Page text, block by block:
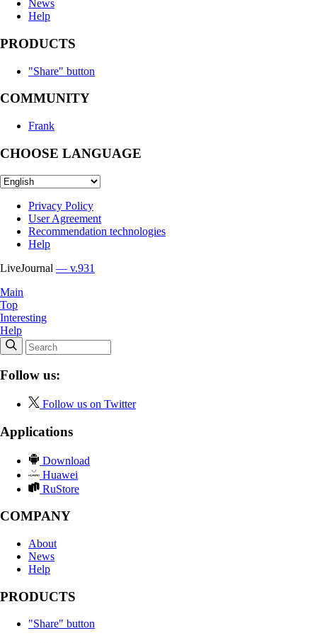
News
Help
PRODUCTS
"Share" button
COMMUNITY
Frank
CHOOSE LANGUAGE
Privacy Policy
User Agreement
Recommendation technologies
Help
LiveJournal — v.931
Main
Top
Interesting
Help
Follow us:
Follow us on Twitter
Applications
Download
Huawei
RuStore
COMPANY
About
News
Help
PRODUCTS
"Share" button